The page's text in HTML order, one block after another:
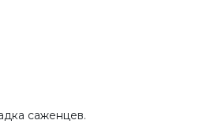
саженцев.